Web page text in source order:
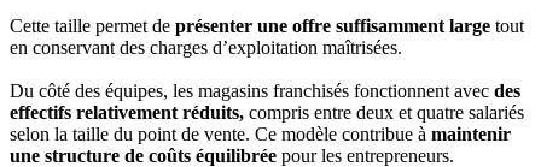
Cette taille permet de présenter une offre suffisamment large tout
en conservant des charges d’exploitation maîtrisées.
Du côté des équipes, les magasins franchisés fonctionnent avec des
effectifs relativement réduits, compris entre deux et quatre salariés
selon la taille du point de vente. Ce modèle contribue à maintenir
une structure de coûts équilibrée pour les entrepreneurs.